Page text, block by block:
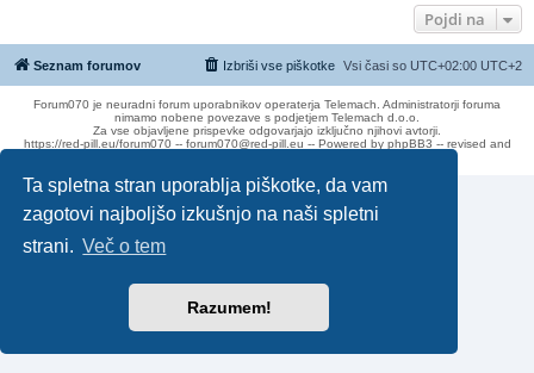
Ta spletna stran uporablja piškotke, da vam
zagotovi najboljšo izkušnjo na naši spletni
strani. Več o tem
Razumem!
Pojdi na
Seznam forumov Vsi časi so UTC+02:00 UTC+2
Izbriši vse piškotke
Forum070 je neuradni forum uporabnikov operaterja Telemach. Administratorji foruma
nimamo nobene povezave s podjetjem Telemach d.o.o.
Za vse objavljene prispevke odgovarjajo izključno njihovi avtorji.
https://red-pill.eu/forum070 -- forum070@red-pill.eu -- Powered by phpBB3 -- revised and